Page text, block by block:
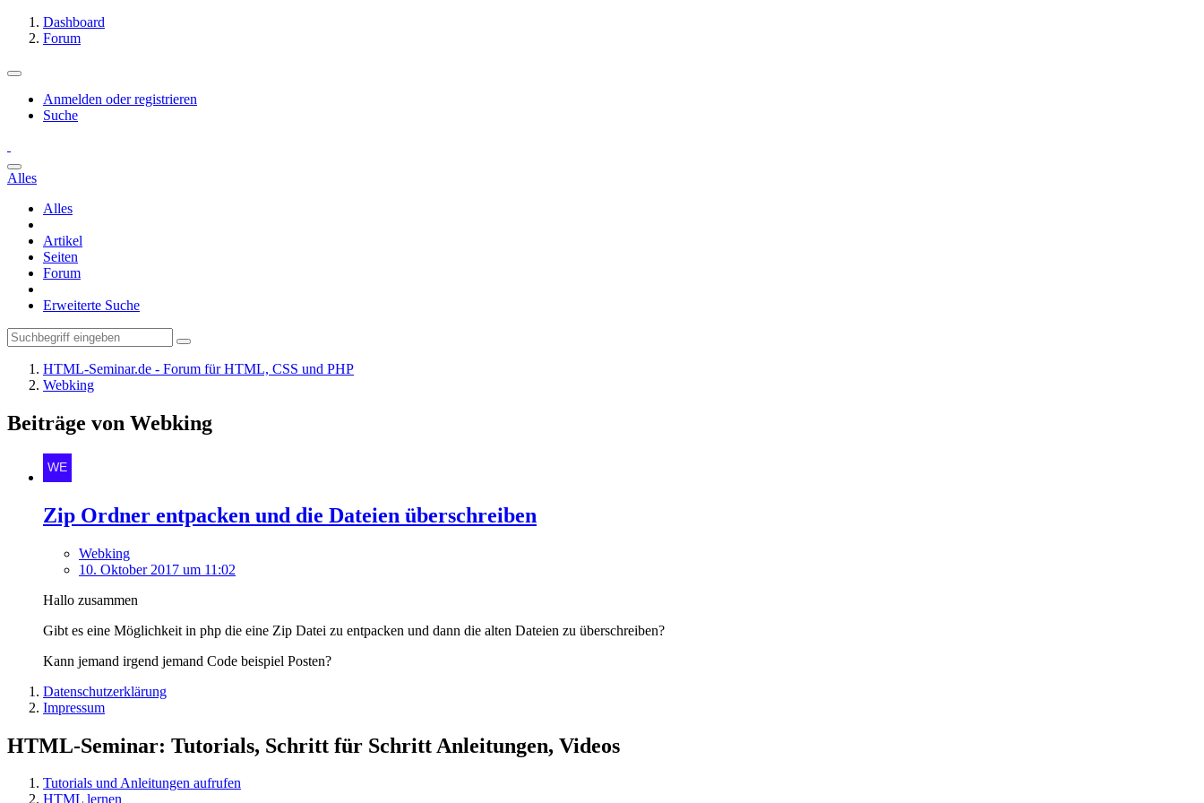
Dashboard
Forum
Anmelden oder registrieren
Suche
Alles
Alles
Artikel
Seiten
Forum
Erweiterte Suche
HTML-Seminar.de - Forum für HTML, CSS und PHP
Webking
Beiträge von Webking
Zip Ordner entpacken und die Dateien überschreiben
Webking
10. Oktober 2017 um 11:02
Hallo zusammen
Gibt es eine Möglichkeit in php die eine Zip Datei zu entpacken und dann die alten Dateien zu überschreiben?
Kann jemand irgend jemand Code beispiel Posten?
Datenschutzerklärung
Impressum
HTML-Seminar: Tutorials, Schritt für Schritt Anleitungen, Videos
Tutorials und Anleitungen aufrufen
HTML lernen